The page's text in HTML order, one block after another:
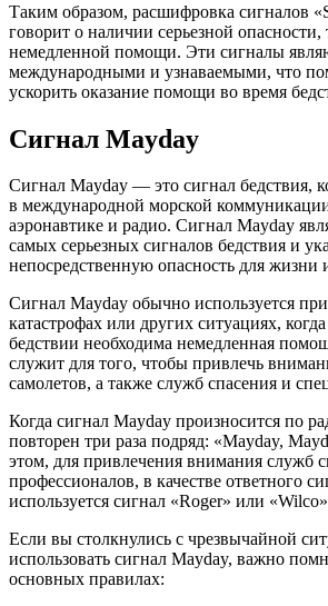
Таким образом, расшифровка сигналов
говорит о наличии серьезной
немедленной помощи. Эти сигналы
международными и узнаваемыми, что
ускорить оказание помощи во время
Сигнал Mayday
Сигнал Mayday — это сигнал бедствия,
в международной морской
аэронавтике и радио. Сигнал Mayday
самых серьезных сигналов бедствия и
непосредственную опасность для жизни
Сигнал Mayday обычно используется
катастрофах или других ситуациях,
бедствии необходима немедленная
служит для того, чтобы привлечь
самолетов, а также служб спасения и
Когда сигнал Mayday произносится по
повторен три раза подряд: «Mayday,
этом, для привлечения внимания служб
профессионалов, в качестве ответного
используется сигнал «Roger» или
Если вы столкнулись с чрезвычайной
использовать сигнал Mayday, важно
основных правилах: